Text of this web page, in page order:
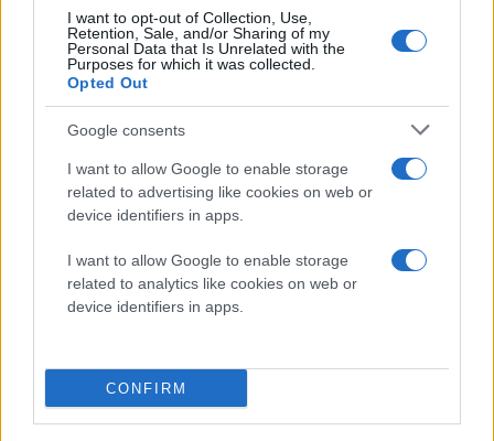
I want to opt-out of Collection, Use,
Retention, Sale, and/or Sharing of my
Personal Data that Is Unrelated with the
Purposes for which it was collected.
Opted Out
Google consents
I want to allow Google to enable storage
related to advertising like cookies on web or
device identifiers in apps.
I want to allow Google to enable storage
related to analytics like cookies on web or
device identifiers in apps.
CONFIRM
διάρκεια απαιτητικών λειτουργιών. Η συσκευή
εξοπλίζεται με μνήμη LP4X και αποθηκευτικό χώρο
UFS 2.2.
Για την κάλυψη των αναγκών αυτονομίας, η Xiaomi
τοποθέτησε μια μεγάλη μπαταρία χωρητικότητας
7600mAh (typ), η οποία υπόσχεται έως 1,7 ημέρες
λειτουργίας. Η φόρτιση πραγματοποιείται μέσω θύρας
USB Type-C και υποστηρίζει γρήγορη φόρτιση 18W.
Στον τομέα του λογισμικού, το REDMI Pad 2 9.7
με ανανεωμένη οθόνη κλειδώματος. Ένα σημαντικό
πλεονέκτημα για τους χρήστες του οικοσυστήματος